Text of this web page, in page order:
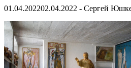
01.04.202202.04.2022 - Сергей